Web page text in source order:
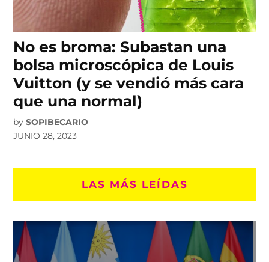
No es broma: Subastan una
bolsa microscópica de Louis
Vuitton (y se vendió más cara
que una normal)
by SOPIBECARIO
JUNIO 28, 2023
LAS MÁS LEÍDAS